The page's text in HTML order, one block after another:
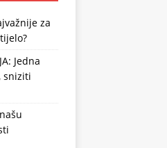
za
Jedna
sniziti